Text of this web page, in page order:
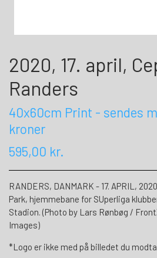
2020, 17. april,
Randers
40x60cm Print - sendes
kroner
595,00 kr.
RANDERS, DANMARK - 17. APRIL,
Park, hjemmebane for SUperliga
Stadion. (Photo by Lars Rønbøg /
Images)
*Logo er ikke med på billedet du